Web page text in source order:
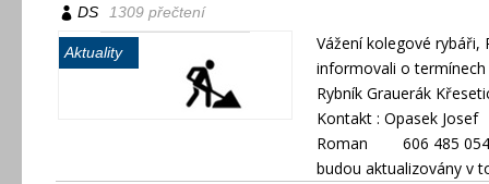
DS 1309 přečtení
Aktuality
Vážení kolegové rybáři,
informovali o
Rybník Grauerák
Kontakt : Opasek
Roman 606 485 054
budou aktualizovány v